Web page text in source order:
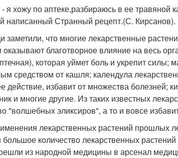
я хожу по аптеке,разбираюсь в ее травяной
написанный Странный рецепт.(С. Кирсанов).
что многие лекарственные
оказывают благотворное влияние на весь
которая уймет боль и укрепит силы;
средством от кашля; календула
избавит от множества болезней;
и многие другие. Из таких известных
"волшебных эликсиров", а то и вовсе
лекарственных растений прошлых
количество лекарственных
из народной медицины в арсенал